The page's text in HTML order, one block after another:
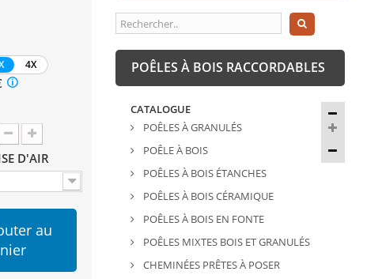
4X
D'AIR
au
POÊLES À BOIS RACCORDABLES
CATALOGUE
POÊLES À GRANULÉS
POÊLE À BOIS
POÊLES À BOIS ÉTANCHES
POÊLES À BOIS CÉRAMIQUE
POÊLES À BOIS EN FONTE
POÊLES MIXTES BOIS ET GRANULÉS
CHEMINÉES PRÊTES À POSER